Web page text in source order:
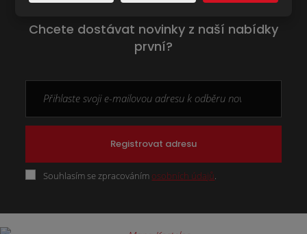
Chcete dostávat novinky z naší nabídky
první?
Registrovat adresu
Souhlasím se zpracováním osobních údajů.